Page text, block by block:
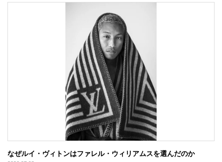
なぜルイ・ヴィトンはファレル・ウィリアムスを選んだのか